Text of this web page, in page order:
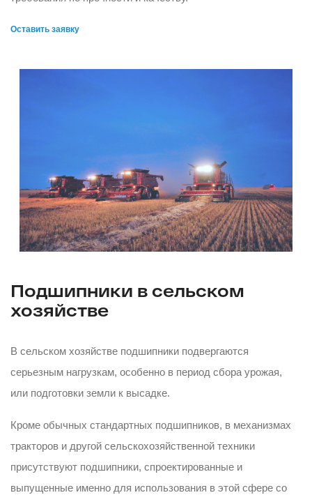
Оставить заявку
Подшипники в сельском
хозяйстве
В сельском хозяйстве подшипники подвергаются
серьезным нагрузкам, особенно в период сбора урожая,
или подготовки земли к высадке.
Кроме обычных стандартных подшипников, в механизмах
тракторов и другой сельскохозяйственной техники
присутствуют подшипники, спроектированные и
выпущенные именно для использования в этой сфере со